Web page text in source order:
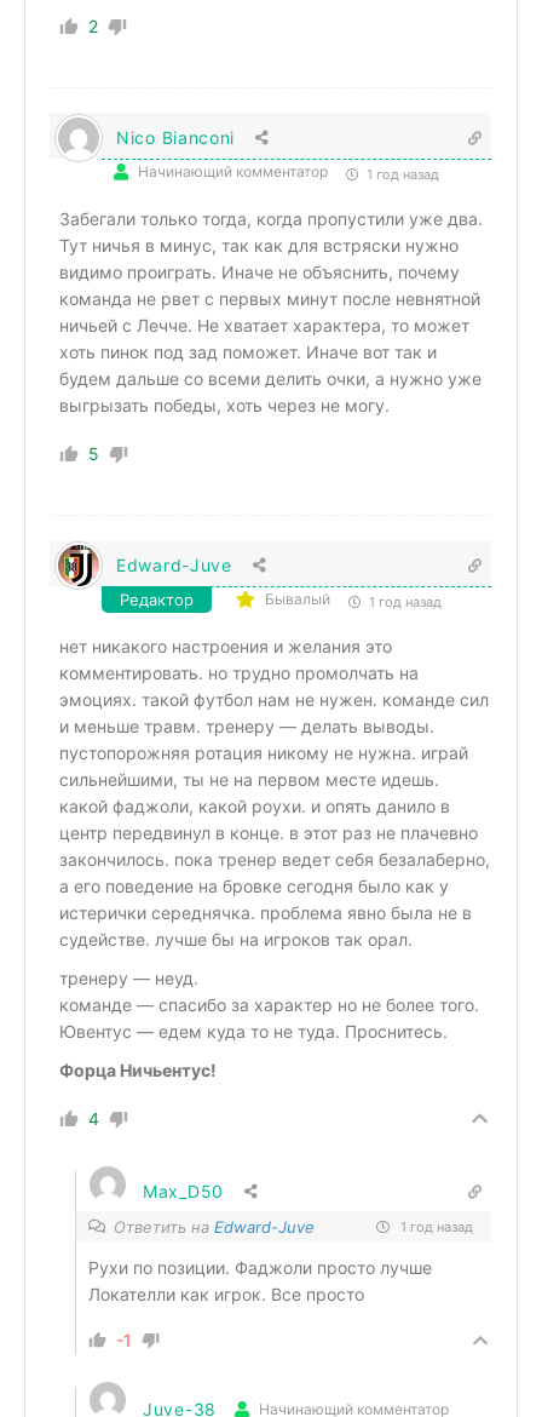
2
Nico Bianconi
Начинающий комментатор 1 год назад
Забегали только тогда, когда пропустили уже два.
Тут ничья в минус, так как для встряски нужно
видимо проиграть. Иначе не объяснить, почему
команда не рвет с первых минут после невнятной
ничьей с Лечче. Не хватает характера, то может
хоть пинок под зад поможет. Иначе вот так и
будем дальше со всеми делить очки, а нужно уже
выгрызать победы, хоть через не могу.
5
Edward-Juve
Редактор Бывалый 1 год назад
нет никакого настроения и желания это
комментировать. но трудно промолчать на
эмоциях. такой футбол нам не нужен. команде сил
и меньше травм. тренеру — делать выводы.
пустопорожняя ротация никому не нужна. играй
сильнейшими, ты не на первом месте идешь.
какой фаджоли, какой роухи. и опять данило в
центр передвинул в конце. в этот раз не плачевно
закончилось. пока тренер ведет себя безалаберно,
а его поведение на бровке сегодня было как у
истерички середнячка. проблема явно была не в
судействе. лучше бы на игроков так орал.
тренеру — неуд.
команде — спасибо за характер но не более того.
Ювентус — едем куда то не туда. Проснитесь.
Форца Ничьентус!
4
Max_D50
Ответить на Edward-Juve 1 год назад
Рухи по позиции. Фаджоли просто лучше
Локателли как игрок. Все просто
-1
Juve-38 Начинающий комментатор